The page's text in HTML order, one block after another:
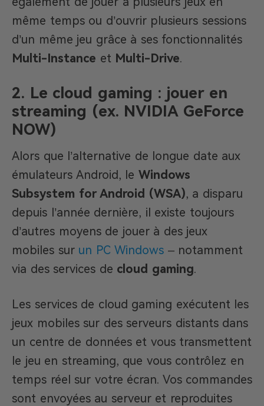
même temps ou d’ouvrir plusieurs sessions
d’un même jeu grâce à ses fonctionnalités
Multi-Instance et Multi-Drive.
2. Le cloud gaming : jouer en
streaming (ex. NVIDIA GeForce
NOW)
Alors que l’alternative de longue date aux
émulateurs Android, le Windows
Subsystem for Android (WSA), a disparu
depuis l’année dernière, il existe toujours
d’autres moyens de jouer à des jeux
mobiles surun PC Windows – notamment
via des services de cloud gaming.
Les services de cloud gaming exécutent les
jeux mobiles sur des serveurs distants dans
un centre de données et vous transmettent
le jeu en streaming, que vous contrôlez en
temps réel sur votre écran. Vos commandes
sont envoyées au serveur et reproduites